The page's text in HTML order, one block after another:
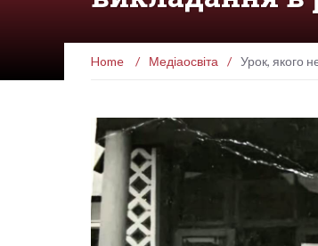
Home / Медіаосвіта / Урок, якого